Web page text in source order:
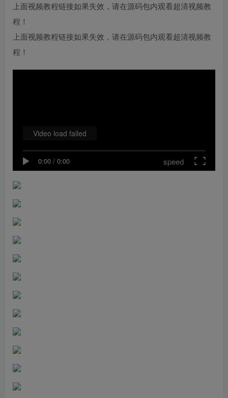
上面视频教程链接如果失效，请在源码包内观看超清视频教
程！
上面视频教程链接如果失效，请在源码包内观看超清视频教
程！
0:00 / 0:00 speed
Video load failed